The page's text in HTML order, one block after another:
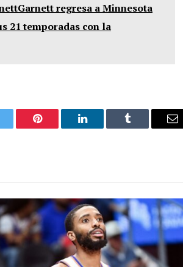
regresa a Minnesota
21 temporadas con la
Pinterest LinkedIn Tumblr